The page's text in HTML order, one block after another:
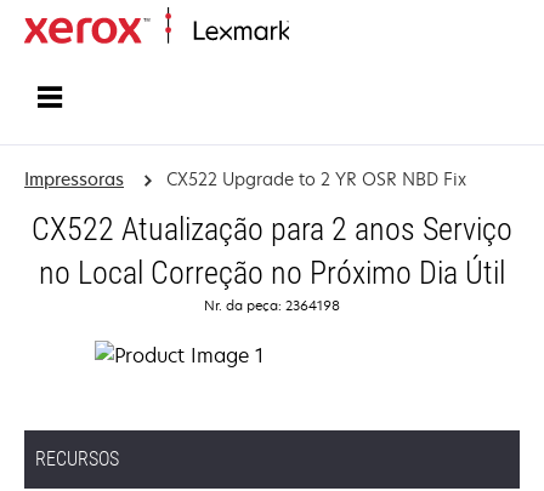
Impressoras CX522 Upgrade to 2 YR OSR NBD Fix
CX522 Atualização para 2 anos Serviço
no Local Correção no Próximo Dia Útil
Nr. da peça: 2364198
RECURSOS